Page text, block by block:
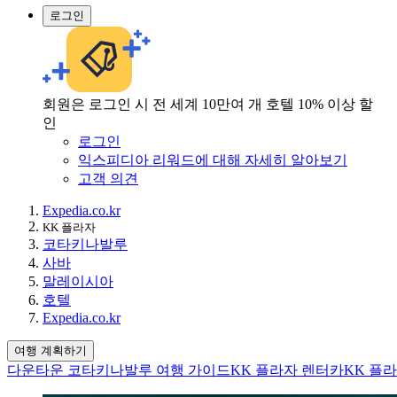
로그인
회원은 로그인 시 전 세계 10만여 개 호텔 10% 이상 할
인
로그인
익스피디아 리워드에 대해 자세히 알아보기
고객 의견
Expedia.co.kr
KK 플라자
코타키나발루
사바
말레이시아
호텔
Expedia.co.kr
여행 계획하기
다운타운 코타키나발루 여행 가이드KK 플라자 렌터카KK 플